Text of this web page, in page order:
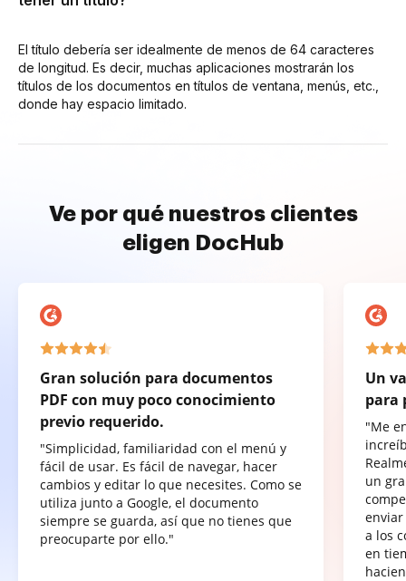
El título debería ser idealmente de menos de 64 caracteres
de longitud. Es decir, muchas aplicaciones mostrarán los
títulos de los documentos en títulos de ventana, menús, etc.,
donde hay espacio limitado.
Ve por qué nuestros clientes
eligen DocHub
Gran solución para documentos
PDF con muy poco conocimiento
previo requerido.
"Simplicidad, familiaridad con el menú y
fácil de usar. Es fácil de navegar, hacer
cambios y editar lo que necesites. Como se
utiliza junto a Google, el documento
siempre se guarda, así que no tienes que
preocuparte por ello."
Un
para
"Me
un
a los
en